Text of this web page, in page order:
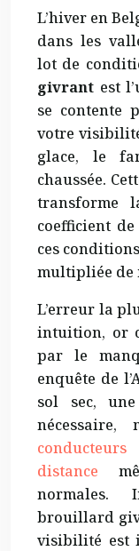
L’hiver en
dans les
lot de
givrant est
se contente
votre
glace, le
chaussée.
transforme
coefficient
ces
multipliée de
L’erreur la
intuition, or
par le
enquête de
sol sec,
distance
normales.
brouillard
visibilité est